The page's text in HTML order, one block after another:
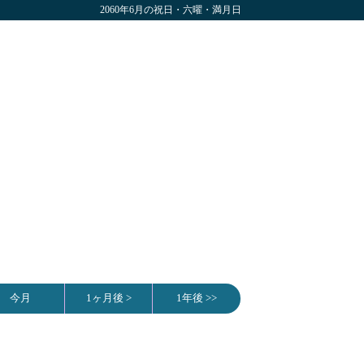
2060年6月の祝日・六曜・満月日
今月 1ヶ月後 > 1年後 >>